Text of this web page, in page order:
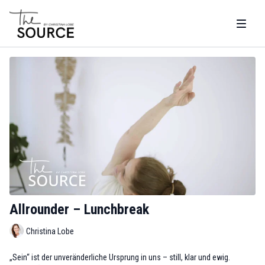
Allrounder – Lunchbreak
Christina Lobe
„Sein“ ist der unveränderliche Ursprung in uns – still, klar und ewig.